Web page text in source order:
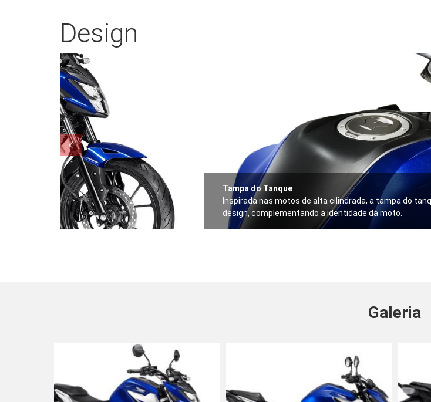
Design
Tampa do Tanque
Inspirada nas motos de alta cilindrada, a tampa do
design, complementando a identidade da moto.
Galeria